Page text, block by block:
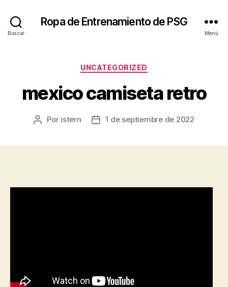
Buscar
Ropa de Entrenamiento de PSG
Menú
Categorías
UNCATEGORIZED
mexico camiseta retro
Autor
Por istern
Fecha1 de septiembre de 2022